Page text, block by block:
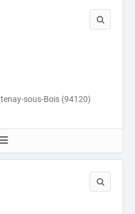
sous-Bois (94120)